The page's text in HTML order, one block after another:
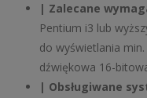
| Zalecane
Pentium i3 lub
do wyświetlania
dźwiękowa 16-
| Obsługiwane